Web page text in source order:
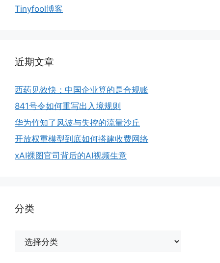
Tinyfool博客
近期文章
西药见效快：中国企业算的是合规账
841号令如何重写出入境规则
华为竹知了风波与失控的流量沙丘
开放权重模型到底如何搭建收费网络
xAI裸图官司背后的AI视频生意
分类